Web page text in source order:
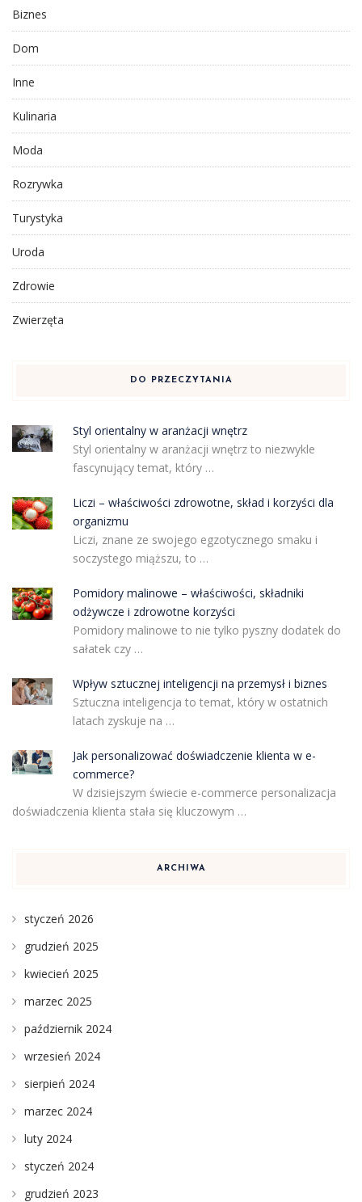
Biznes
Dom
Inne
Kulinaria
Moda
Rozrywka
Turystyka
Uroda
Zdrowie
Zwierzęta
DO PRZECZYTANIA
Styl orientalny w aranżacji wnętrz
Styl orientalny w aranżacji wnętrz to niezwykle
fascynujący temat, który …
Liczi – właściwości zdrowotne, skład i korzyści dla
organizmu
Liczi, znane ze swojego egzotycznego smaku i
soczystego miąższu, to …
Pomidory malinowe – właściwości, składniki
odżywcze i zdrowotne korzyści
Pomidory malinowe to nie tylko pyszny dodatek do
sałatek czy …
Wpływ sztucznej inteligencji na przemysł i biznes
Sztuczna inteligencja to temat, który w ostatnich
latach zyskuje na …
Jak personalizować doświadczenie klienta w e-
commerce?
W dzisiejszym świecie e-commerce personalizacja
doświadczenia klienta stała się kluczowym …
ARCHIWA
styczeń 2026
grudzień 2025
kwiecień 2025
marzec 2025
październik 2024
wrzesień 2024
sierpień 2024
marzec 2024
luty 2024
styczeń 2024
grudzień 2023